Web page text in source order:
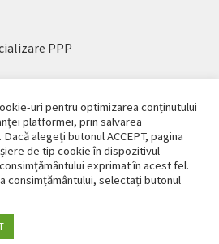
PPP
uri pentru optimizarea conținutului
platformei, prin salvarea
alegeți butonul ACCEPT, pagina
de tip cookie în dispozitivul
exprimat în acest fel.
consimțământului, selectați butonul